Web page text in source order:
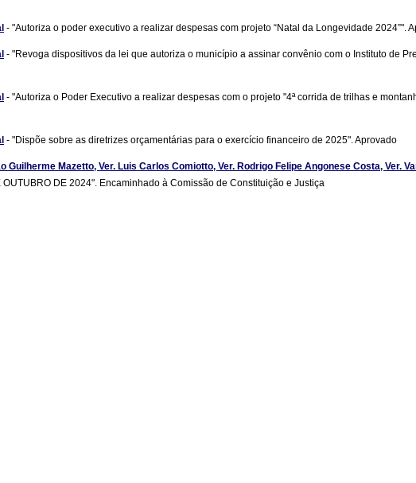
- "Autoriza o poder executivo a realizar despesas com projeto “Natal da Longevidade 2024”".
- "Revoga dispositivos da lei que autoriza o município a assinar convênio com o Instituto de
- "Autoriza o Poder Executivo a realizar despesas com o projeto "4ª corrida de trilhas e
- "Dispõe sobre as diretrizes orçamentárias para o exercício financeiro de 2025". Aprovado
Guilherme Mazetto, Ver. Luis Carlos Comiotto, Ver. Rodrigo Felipe Angonese Costa, Ver.
OUTUBRO DE 2024". Encaminhado à Comissão de Constituição e Justiça